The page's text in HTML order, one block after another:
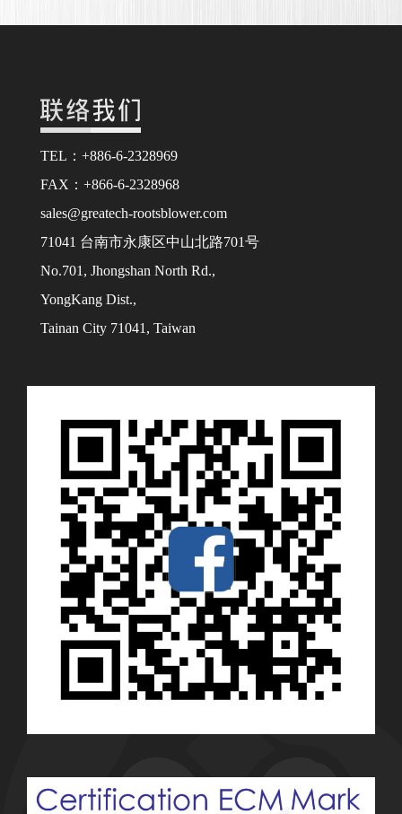
TEL：+886-6-2328969
FAX：+866-6-2328968
sales@greatech-rootsblower.com
71041 台南市永康区中山北路701号
No.701, Jhongshan North Rd.,
YongKang Dist.,
Tainan City 71041, Taiwan